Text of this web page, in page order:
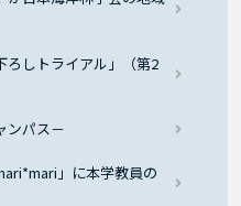
ろしトライアル」（第2
ンパス－
」に本学教員の